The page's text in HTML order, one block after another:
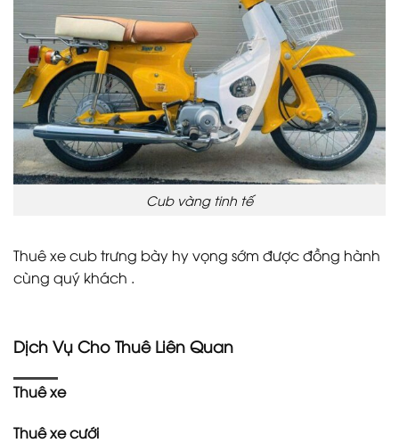
Cub vàng tinh tế
Thuê xe cub trưng bày hy vọng sớm được đồng hành
cùng quý khách .
Dịch Vụ Cho Thuê Liên Quan
Thuê xe
Thuê xe cưới